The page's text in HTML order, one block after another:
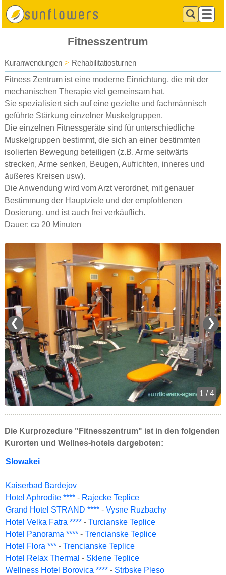
Fitnesszentrum
Kuranwendungen > Rehabilitatiosturnen
Fitness Zentrum ist eine moderne Einrichtung, die mit der
mechanischen Therapie viel gemeinsam hat.
Sie spezialisiert sich auf eine gezielte und fachmännisch
geführte Stärkung einzelner Muskelgruppen.
Die einzelnen Fitnessgeräte sind für unterschiedliche
Muskelgruppen bestimmt, die sich an einer bestimmten
isolierten Bewegung beteiligen (z.B. Arme seitwärts
strecken, Arme senken, Beugen, Aufrichten, inneres und
äußeres Kreisen usw).
Die Anwendung wird vom Arzt verordnet, mit genauer
Bestimmung der Hauptziele und der empfohlenen
Dosierung, und ist auch frei verkäuflich.
Dauer: ca 20 Minuten
❮ ❯
1 / 4
Die Kurprozedure "Fitnesszentrum" ist in den folgenden
Kurorten und Wellnes-hotels dargeboten:
Slowakei
Kaiserbad Bardejov
Hotel Aphrodite **** - Rajecke Teplice
Grand Hotel STRAND **** - Vysne Ruzbachy
Hotel Velka Fatra **** - Turcianske Teplice
Hotel Panorama **** - Trencianske Teplice
Hotel Flora *** - Trencianske Teplice
Hotel Relax Thermal - Sklene Teplice
Wellness Hotel Borovica **** - Strbske Pleso